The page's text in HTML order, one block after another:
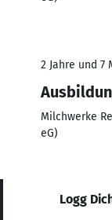
2 Jahre und 7
Milchwerke
eG)
Logg